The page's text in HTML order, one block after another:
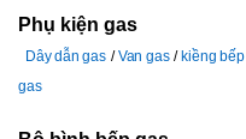
Phụ kiện gas
Dây dẫn gas Van gas
kiềng bếp
gas